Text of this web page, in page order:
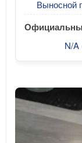
Выносной
N/A